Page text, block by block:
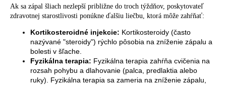
Ak sa zápal šliach nezlepší približne do troch týždňov, poskytovateľ
zdravotnej starostlivosti ponúkne ďalšiu liečbu, ktorá môže zahŕňať:
Kortikosteroidné injekcie: Kortikosteroidy (často
nazývané "steroidy") rýchlo pôsobia na zníženie zápalu a
bolesti v šľache.
Fyzikálna terapia: Fyzikálna terapia zahŕňa cvičenia na
rozsah pohybu a dlahovanie (palca, predlaktia alebo
ruky). Fyzikálna terapia sa zameria na zníženie zápalu,